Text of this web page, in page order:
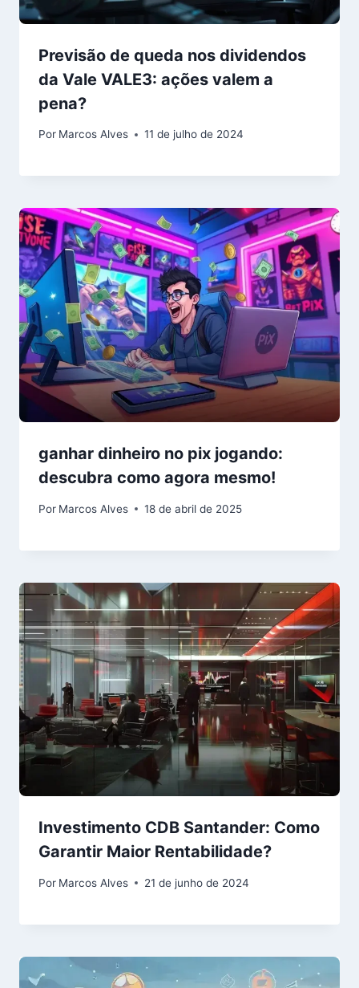
Previsão de queda nos dividendos
da Vale VALE3: ações valem a
pena?
Por Marcos Alves 11 de julho de 2024
ganhar dinheiro no pix jogando:
descubra como agora mesmo!
Por Marcos Alves 18 de abril de 2025
Investimento CDB Santander: Como
Garantir Maior Rentabilidade?
Por Marcos Alves 21 de junho de 2024